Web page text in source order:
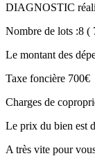
DIAGNOSTIC
Nombre de lots :8 (
Le montant des
Taxe foncière 700€
Charges de
Le prix du bien est
A très vite pour